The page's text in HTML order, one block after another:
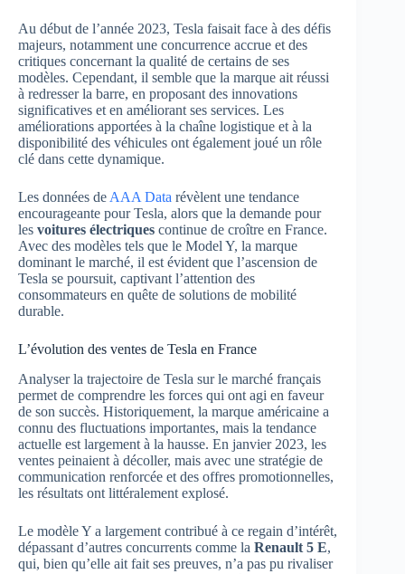
Au début de l’année 2023, Tesla faisait face à des défis
majeurs, notamment une concurrence accrue et des
critiques concernant la qualité de certains de ses
modèles. Cependant, il semble que la marque ait réussi
à redresser la barre, en proposant des innovations
significatives et en améliorant ses services. Les
améliorations apportées à la chaîne logistique et à la
disponibilité des véhicules ont également joué un rôle
clé dans cette dynamique.
Les données de AAA Data révèlent une tendance
encourageante pour Tesla, alors que la demande pour
les voitures électriques continue de croître en France.
Avec des modèles tels que le Model Y, la marque
dominant le marché, il est évident que l’ascension de
Tesla se poursuit, captivant l’attention des
consommateurs en quête de solutions de mobilité
durable.
L’évolution des ventes de Tesla en France
Analyser la trajectoire de Tesla sur le marché français
permet de comprendre les forces qui ont agi en faveur
de son succès. Historiquement, la marque américaine a
connu des fluctuations importantes, mais la tendance
actuelle est largement à la hausse. En janvier 2023, les
ventes peinaient à décoller, mais avec une stratégie de
communication renforcée et des offres promotionnelles,
les résultats ont littéralement explosé.
Le modèle Y a largement contribué à ce regain d’intérêt,
dépassant d’autres concurrents comme la Renault 5 E,
qui, bien qu’elle ait fait ses preuves, n’a pas pu rivaliser